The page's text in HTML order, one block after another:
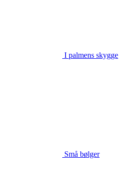
I palmens skygge
Små bølger